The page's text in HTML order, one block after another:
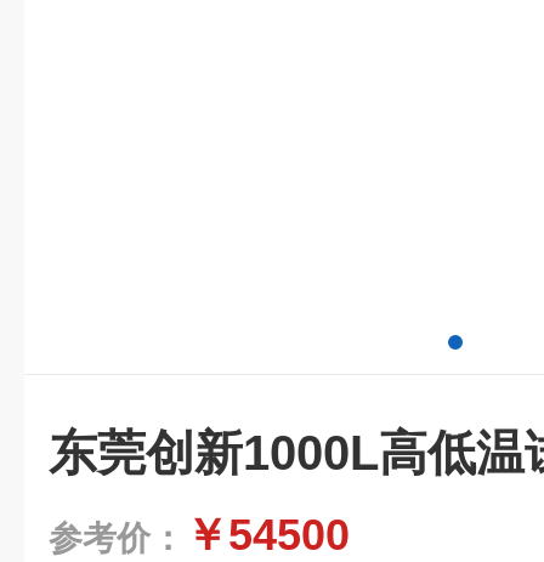
东莞创新1000L高低温
参考价： ￥54500